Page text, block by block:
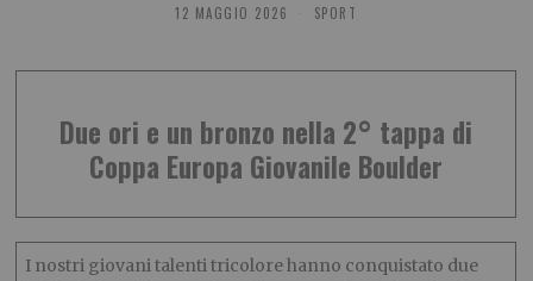
12 MAGGIO 2026 SPORT
Due ori e un bronzo nella 2° tappa di
Coppa Europa Giovanile Boulder
I nostri giovani talenti tricolore hanno conquistato due